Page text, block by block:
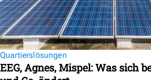
Quartierslösungen
EEG, Agnes, Mispel: Was sich